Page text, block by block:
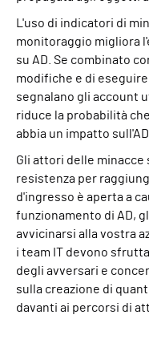
L'uso di indicatori di
monitoraggio migliora
su AD. Se combinato
modifiche e di
segnalano gli account
riduce la probabilità
abbia un impatto
Gli attori delle
resistenza per
d'ingresso è aperta a
funzionamento di AD,
avvicinarsi alla vostra
i team IT devono
degli avversari e
sulla creazione di
davanti ai percorsi di